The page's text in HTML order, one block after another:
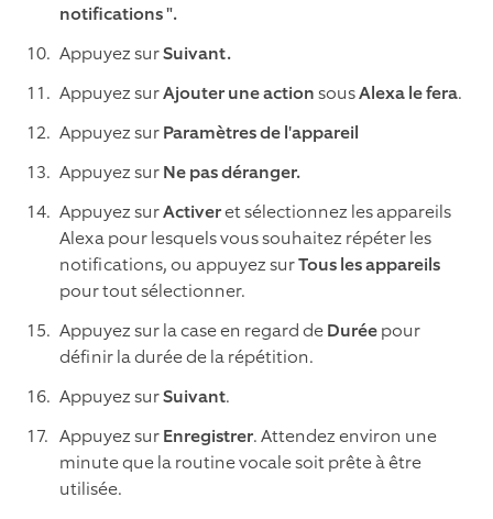
notifications ".
Appuyez surSuivant.
Appuyez surAjouter une actionsousAlexa le fera.
Appuyez surParamètres de l'appareil
Appuyez surNe pas déranger.
Appuyez surActiveret sélectionnez les appareils
Alexa pour lesquels vous souhaitez répéter les
notifications, ou appuyez surTous les appareils
pour tout sélectionner.
Appuyez sur la case en regard deDuréepour
définir la durée de la répétition.
Appuyez surSuivant.
Appuyez surEnregistrer. Attendez environ une
minute que la routine vocale soit prête à être
utilisée.